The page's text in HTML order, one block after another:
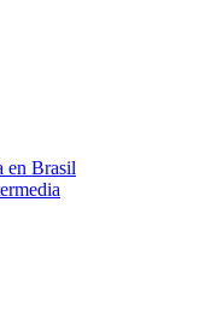
en Brasil